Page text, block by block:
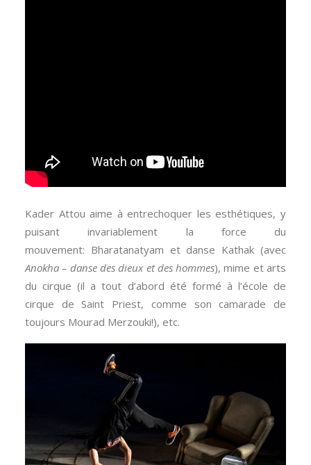
Kader Attou aime à entrechoquer les esthétiques, y
puisant invariablement la force du
mouvement: Bharatanatyam et danse Kathak (avec
Anokha – danse des dieux et des hommes), mime et arts
du cirque (il a tout d’abord été formé à l’école de
cirque de Saint Priest, comme son camarade de
toujours Mourad Merzouki!), etc.